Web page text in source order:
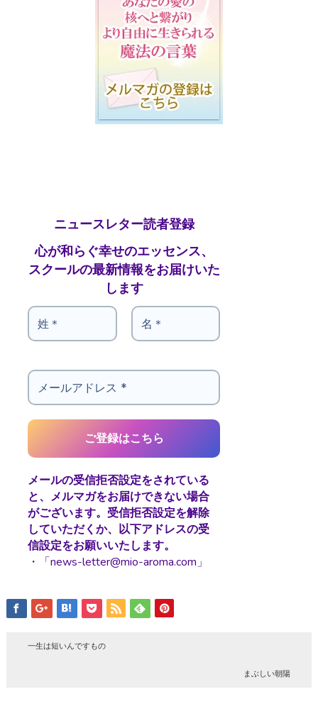
ニュースレター読者登録
心が和らぐ幸せのエッセンス、
スクールの最新情報をお届けいた
します
メールの受信拒否設定をされている
と、メルマガをお届けできない場合
がございます。受信拒否設定を解除
していただくか、以下アドレスの受
信設定をお願いいたします。
・「news-letter@mio-aroma.com」
一生は短いんですもの
まぶしい朝陽